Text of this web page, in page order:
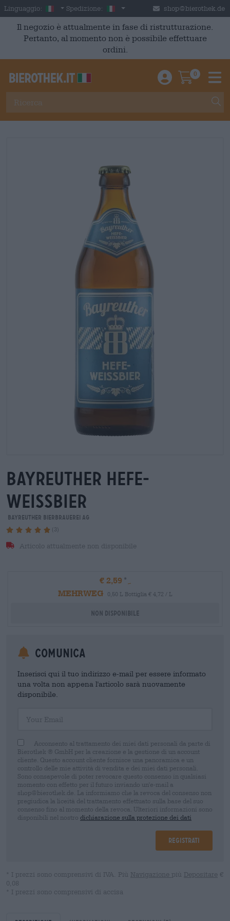
Skip to main content
Linguaggio: Italian
Spedizione: Italia shop@bierothek.de
Il negozio è attualmente in fase di ristrutturazione.
Pertanto, al momento non è possibile effettuare
ordini.
Einloggen /
0
bayreuther hefe-
weissbier
Bayreuther Bierbrauerei AG
(3)
Articolo attualmente non disponibile
€ 2,59
MEHRWEG
0,50 L Bottiglia € 4,72 / L
Non disponibile
Comunica
Inserisci qui il tuo indirizzo e-mail per essere informato
una volta non appena l'articolo sarà nuovamente
disponibile.
Acconsento al trattamento dei miei dati personali da parte di
Bierothek ® GmbH per la creazione e la gestione di un account
cliente. Questo account cliente fornisce una panoramica e un
controllo delle mie attività di vendita e dei miei dati personali.
Sono consapevole di poter revocare questo consenso in qualsiasi
momento con effetto per il futuro inviando un'e-mail a
shop@bierothek.de. La informiamo che la revoca del consenso non
pregiudica la liceità del trattamento effettuato sulla base del suo
consenso fino al momento della revoca. Ulteriori informazioni sono
disponibili nel nostro dichiarazione sulla protezione dei dati
Registrati
* I prezzi sono comprensivi di IVA. Più Navigazione più Depositare €
0,08
* I prezzi sono comprensivi di accisa